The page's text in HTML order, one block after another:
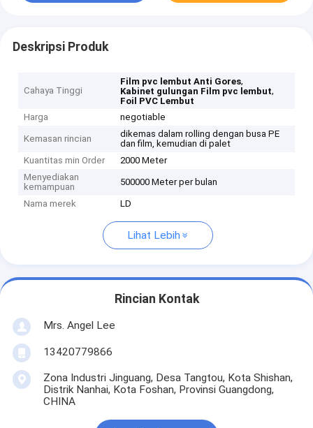
Deskripsi Produk
Cahaya Tinggi
Film pvc lembut Anti Gores,
Kabinet gulungan Film pvc lembut,
Foil PVC Lembut
Harga
negotiable
Kemasan rincian
dikemas dalam rolling dengan busa PE
dan film, kemudian di palet
Kuantitas min Order
2000 Meter
Menyediakan
kemampuan
500000 Meter per bulan
Nama merek LD
Lihat Lebih
Rincian Kontak
Mrs. Angel Lee
13420779866
Zona Industri Jinguang, Desa Tangtou, Kota Shishan,
Distrik Nanhai, Kota Foshan, Provinsi Guangdong,
CHINA